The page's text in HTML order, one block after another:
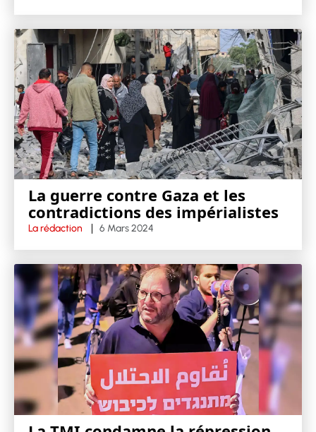
La guerre contre Gaza et les
contradictions des impérialistes
La rédaction 6 Mars 2024